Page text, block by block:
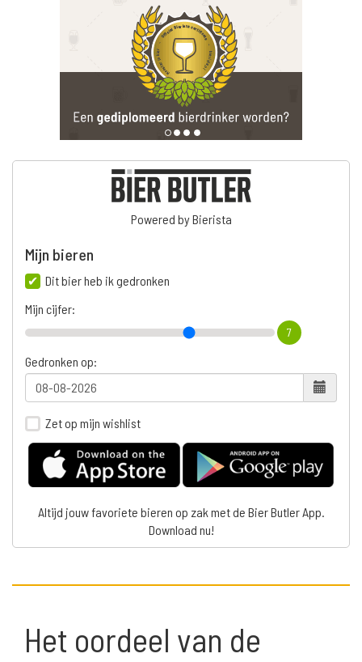
Powered by Bierista
Mijn bieren
Dit bier heb ik gedronken
Mijn cijfer:
7
Gedronken op:
Zet op mijn wishlist
Altijd jouw favoriete bieren op zak met de Bier Butler App.
Download nu!
Het oordeel van de